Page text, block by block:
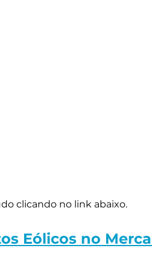
clicando no link abaixo.
Eólicos no